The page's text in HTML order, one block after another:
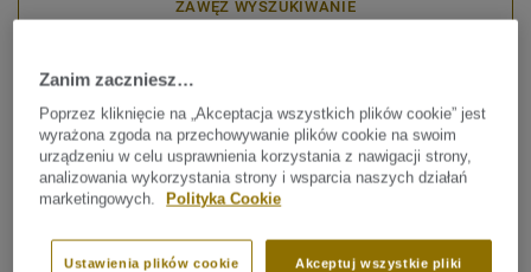
ZAWĘŹ WYSZUKIWANIE
DANE TECHNICZNE
Zanim zaczniesz…
Poprzez kliknięcie na „Akceptacja wszystkich plików cookie” jest
wyrażona zgoda na przechowywanie plików cookie na swoim
urządzeniu w celu usprawnienia korzystania z nawigacji strony,
analizowania wykorzystania strony i wsparcia naszych działań
marketingowych.
Polityka Cookie
Akceptuj wszystkie pliki
Ustawienia plików cookie